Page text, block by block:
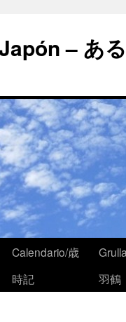
– あ
Calendario/歳
時記
羽鶴